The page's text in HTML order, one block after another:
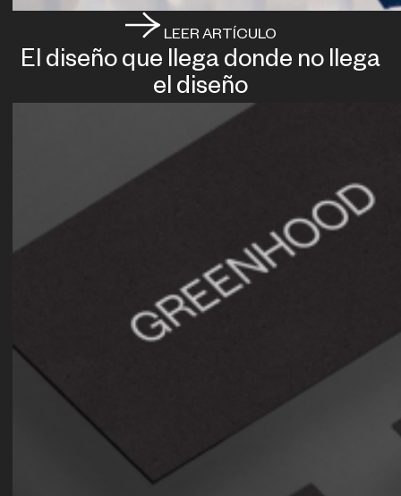
LEER ARTÍCULO
El diseño que llega donde no llega
el diseño